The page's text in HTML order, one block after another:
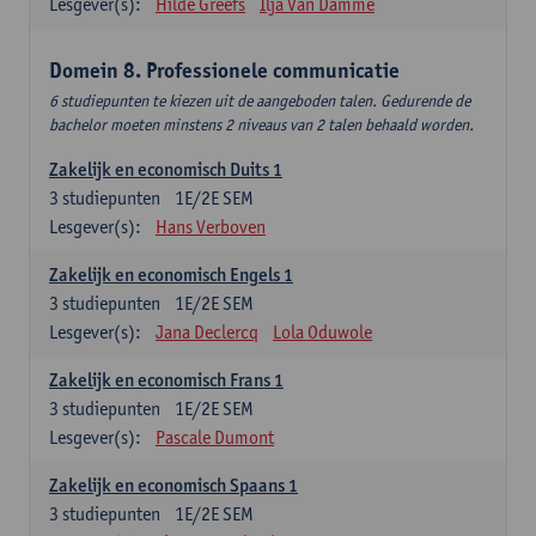
Domein 8. Professionele communicatie
6 studiepunten te kiezen uit de aangeboden talen. Gedurende de
bachelor moeten minstens 2 niveaus van 2 talen behaald worden.
Zakelijk en economisch Duits 1
1E/2E SEM
3 studiepunten
Lesgever(s):
Hans Verboven
Zakelijk en economisch Engels 1
1E/2E SEM
3 studiepunten
Lesgever(s):
Jana Declercq Lola Oduwole
Zakelijk en economisch Frans 1
1E/2E SEM
3 studiepunten
Lesgever(s):
Pascale Dumont
Zakelijk en economisch Spaans 1
1E/2E SEM
3 studiepunten